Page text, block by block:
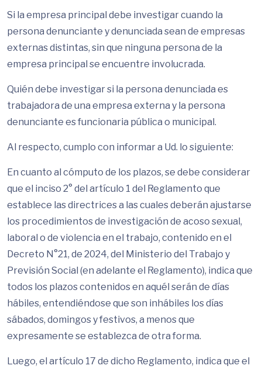
Si la empresa principal debe investigar cuando la
persona denunciante y denunciada sean de empresas
externas distintas, sin que ninguna persona de la
empresa principal se encuentre involucrada.
Quién debe investigar si la persona denunciada es
trabajadora de una empresa externa y la persona
denunciante es funcionaria pública o municipal.
Al respecto, cumplo con informar a Ud. lo siguiente:
En cuanto al cómputo de los plazos, se debe considerar
que el inciso 2° del artículo 1 del Reglamento que
establece las directrices a las cuales deberán ajustarse
los procedimientos de investigación de acoso sexual,
laboral o de violencia en el trabajo, contenido en el
Decreto N°21, de 2024, del Ministerio del Trabajo y
Previsión Social (en adelante el Reglamento), indica que
todos los plazos contenidos en aquél serán de días
hábiles, entendiéndose que son inhábiles los días
sábados, domingos y festivos, a menos que
expresamente se establezca de otra forma.
Luego, el artículo 17 de dicho Reglamento, indica que el